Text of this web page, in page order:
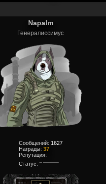
Napalm
Генералиссимус
Сообщений: 1627
Награды: 37
Репутация:
Статус: